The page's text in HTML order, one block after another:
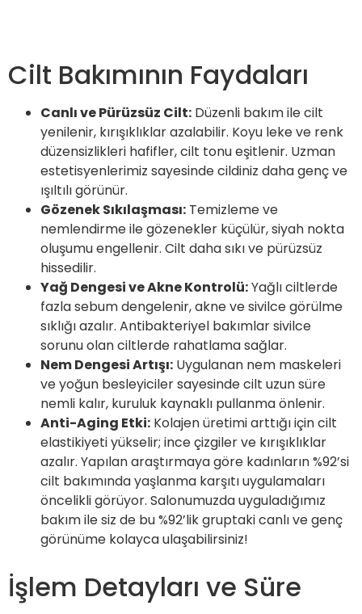
Cilt Bakımının Faydaları
Canlı ve Pürüzsüz Cilt: Düzenli bakım ile cilt
yenilenir, kırışıklıklar azalabilir. Koyu leke ve renk
düzensizlikleri hafifler, cilt tonu eşitlenir. Uzman
estetisyenlerimiz sayesinde cildiniz daha genç ve
ışıltılı görünür.
Gözenek Sıkılaşması: Temizleme ve
nemlendirme ile gözenekler küçülür, siyah nokta
oluşumu engellenir. Cilt daha sıkı ve pürüzsüz
hissedilir.
Yağ Dengesi ve Akne Kontrolü:Yağlı ciltlerde
fazla sebum dengelenir, akne ve sivilce görülme
sıklığı azalır. Antibakteriyel bakımlar sivilce
sorunu olan ciltlerde rahatlama sağlar.
Nem Dengesi Artışı: Uygulanan nem maskeleri
ve yoğun besleyiciler sayesinde cilt uzun süre
nemli kalır, kuruluk kaynaklı pullanma önlenir.
Anti-Aging Etki: Kolajen üretimi arttığı için cilt
elastikiyeti yükselir; ince çizgiler ve kırışıklıklar
azalır. Yapılan araştırmaya göre kadınların %92’si
cilt bakımında yaşlanma karşıtı uygulamaları
öncelikli görüyor. Salonumuzda uyguladığımız
bakım ile siz de bu %92’lik gruptaki canlı ve genç
görünüme kolayca ulaşabilirsiniz!
İşlem Detayları ve Süre